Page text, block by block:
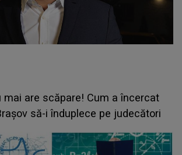
mai are scăpare! Cum a încercat
să-i înduplece pe judecători